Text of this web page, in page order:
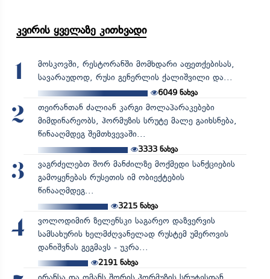
კვირის ყველაზე კითხვადი
1
მოსკოვში, რესტორანში მომხდარი აფეთქებისას,
სავარაუდოდ, რუსი გენერლის ქალიშვილი და...
6049 ნახვა
2
თეირანთან ძალიან კარგი მოლაპარაკებები
მიმდინარეობს, ჰორმუზის სრუტე მალე გაიხსნება,
წინააღმდეგ შემთხვევაში...
3333ნახვა
3
ვაგრძელებთ შორ მანძილზე მოქმედი სანქციების
გამოყენებას რუსეთის იმ ობიექტების
წინააღმდეგ...
3215ნახვა
4
ვოლოდიმირ ზელენსკი საგარეო დაზვერვის
სამსახურის ხელმძღვანელად რუსტემ უმეროვის
დანიშვნას გეგმავს - უკრა...
2191ნახვა